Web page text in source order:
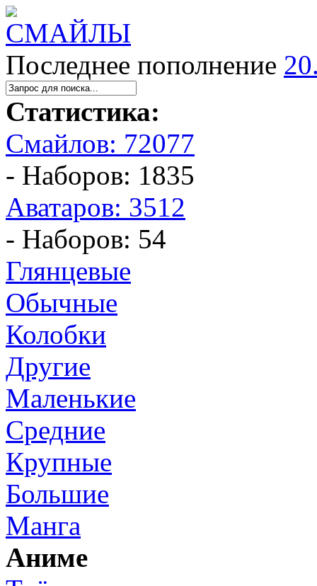
Последнее пополнение
Статистика:
Смайлов: 72077
- Наборов: 1835
Аватаров: 3512
- Наборов: 54
Глянцевые
Обычные
Колобки
Другие
Маленькие
Средние
Крупные
Большие
Манга
Аниме